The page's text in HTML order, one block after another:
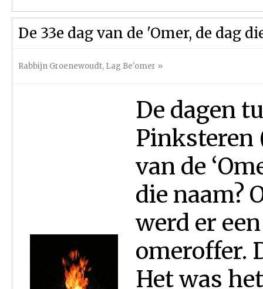
De 33e dag van de 'Omer, de dag
Rabbijn Groenewoudt, Lag Be'omer »
De dagen
Pinksteren
van de
die naam?
werd er
omeroffer.
Het was